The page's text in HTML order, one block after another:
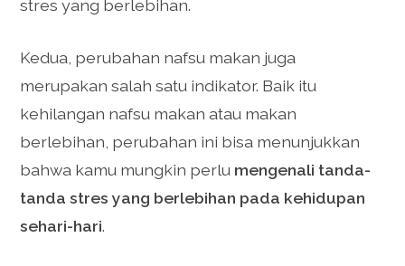
stres yang berlebihan.
Kedua, perubahan nafsu makan juga
merupakan salah satu indikator. Baik itu
kehilangan nafsu makan atau makan
berlebihan, perubahan ini bisa menunjukkan
bahwa kamu mungkin perlu mengenali tanda-
tanda stres yang berlebihan pada kehidupan
sehari-hari.